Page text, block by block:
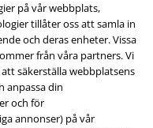
på vår webbplats,
tillåter oss att samla in
och deras enheter. Vissa
från våra partners. Vi
säkerställa webbplatsens
anpassa din
och för
annonser) på vår